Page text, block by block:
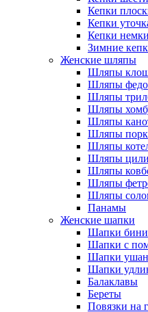
Кепки
Кепки
Кепки немки
Зимние
Женские шляпы
Шляпы
Шляпы
Шляпы
Шляпы
Шляпы
Шляпы
Шляпы
Шляпы
Шляпы
Шляпы
Шляпы
Панамы
Женские шапки
Шапки бини
Шапки с
Шапки
Шапки
Балаклавы
Береты
Повязки на